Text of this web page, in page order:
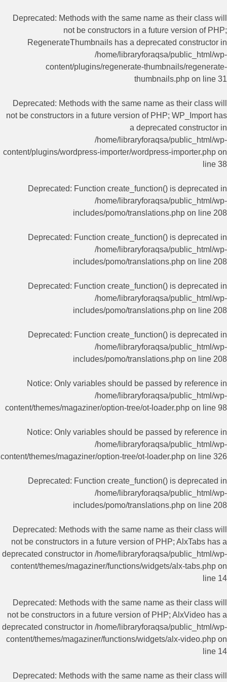
Deprecated: Methods with the same name as their class will
not be constructors in a future version of PHP;
RegenerateThumbnails has a deprecated constructor in
/home/libraryforaqsa/public_html/wp-
content/plugins/regenerate-thumbnails/regenerate-
thumbnails.php on line 31
Deprecated: Methods with the same name as their class will
not be constructors in a future version of PHP; WP_Import has
a deprecated constructor in
/home/libraryforaqsa/public_html/wp-
content/plugins/wordpress-importer/wordpress-importer.php on
line 38
Deprecated: Function create_function() is deprecated in
/home/libraryforaqsa/public_html/wp-
includes/pomo/translations.php on line 208
Deprecated: Function create_function() is deprecated in
/home/libraryforaqsa/public_html/wp-
includes/pomo/translations.php on line 208
Deprecated: Function create_function() is deprecated in
/home/libraryforaqsa/public_html/wp-
includes/pomo/translations.php on line 208
Deprecated: Function create_function() is deprecated in
/home/libraryforaqsa/public_html/wp-
includes/pomo/translations.php on line 208
Notice: Only variables should be passed by reference in
/home/libraryforaqsa/public_html/wp-
content/themes/magaziner/option-tree/ot-loader.php on line 98
Notice: Only variables should be passed by reference in
/home/libraryforaqsa/public_html/wp-
content/themes/magaziner/option-tree/ot-loader.php on line 326
Deprecated: Function create_function() is deprecated in
/home/libraryforaqsa/public_html/wp-
includes/pomo/translations.php on line 208
Deprecated: Methods with the same name as their class will
not be constructors in a future version of PHP; AlxTabs has a
deprecated constructor in /home/libraryforaqsa/public_html/wp-
content/themes/magaziner/functions/widgets/alx-tabs.php on
line 14
Deprecated: Methods with the same name as their class will
not be constructors in a future version of PHP; AlxVideo has a
deprecated constructor in /home/libraryforaqsa/public_html/wp-
content/themes/magaziner/functions/widgets/alx-video.php on
line 14
Deprecated: Methods with the same name as their class will